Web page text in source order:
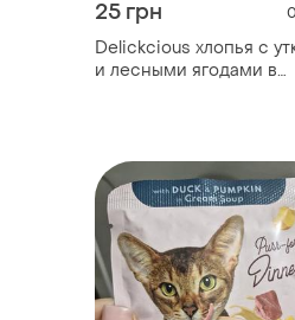
25 грн 0
Delickcious хлопья с
и лесными ягодами в
влажный корм